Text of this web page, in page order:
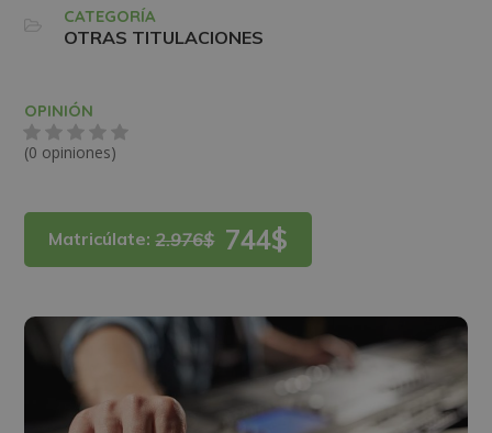
CATEGORÍA
OTRAS TITULACIONES
OPINIÓN
(0 opiniones)
Matricúlate:2.976$ 744$